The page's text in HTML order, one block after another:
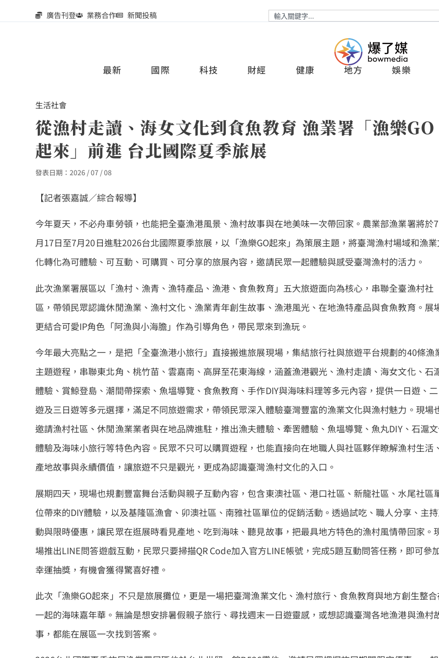
廣告刊登 業務合作 新聞投稿
最新 國際 科技 財經 健康 地方 娛樂
生活社會
從漁村走讀、海女文化到食魚教育 漁業署「漁樂GO
起來」前進 台北國際夏季旅展
發表日期： 2026 / 07 / 08
【記者張嘉誠／綜合報導】
今年夏天，不必舟車勞頓，也能把全臺漁港風景、漁村故事與在地美味一次帶回家。農業部漁業署將於7
月17日至7月20日進駐2026台北國際夏季旅展，以「漁樂GO起來」為策展主題，將臺灣漁村場域和漁
化轉化為可體驗、可互動、可購買、可分享的旅展內容，邀請民眾一起體驗與感受臺灣漁村的活力。
此次漁業署展區以「漁村、漁青、漁特產品、漁港、食魚教育」五大旅遊面向為核心，串聯全臺漁村社
區，帶領民眾認識休閒漁業、漁村文化、漁業青年創生故事、漁港風光、在地漁特產品與食魚教育。展
更結合可愛IP角色「阿漁與小海膽」作為引導角色，帶民眾來到漁玩。
今年最大亮點之一，是把「全臺漁港小旅行」直接搬進旅展現場，集結旅行社與旅遊平台規劃的40條漁
主題遊程，串聯東北角、桃竹苗、雲嘉南、高屏至花東海線，涵蓋漁港觀光、漁村走讀、海女文化、石
體驗、賞鯨登島、潮間帶探索、魚塭導覽、食魚教育、手作DIY與海味料理等多元內容，提供一日遊、二
遊及三日遊等多元選擇，滿足不同旅遊需求，帶領民眾深入體驗臺灣豐富的漁業文化與漁村魅力。現場
邀請漁村社區、休閒漁業業者與在地品牌進駐，推出漁夫體驗、牽罟體驗、魚塭導覽、魚丸DIY、石滬
體驗及海味小旅行等特色內容。民眾不只可以購買遊程，也能直接向在地職人與社區夥伴瞭解漁村生活、
產地故事與永續價值，讓旅遊不只是觀光，更成為認識臺灣漁村文化的入口。
展期四天，現場也規劃豐富舞台活動與親子互動內容，包含東澳社區、港口社區、新龍社區、水尾社區
位帶來的DIY體驗，以及基隆區漁會、卯澳社區、南雅社區單位的促銷活動。透過試吃、職人分享、主
動與限時優惠，讓民眾在逛展時看見產地、吃到海味、聽見故事，把最具地方特色的漁村風情帶回家。
場推出LINE問答遊戲互動，民眾只要掃描QR Code加入官方LINE帳號，完成5題互動問答任務，即可參
幸運抽獎，有機會獲得驚喜好禮。
此次「漁樂GO起來」不只是旅展攤位，更是一場把臺灣漁業文化、漁村旅行、食魚教育與地方創生整合
一起的海味嘉年華。無論是想安排暑假親子旅行、尋找週末一日遊靈感，或想認識臺灣各地漁港與漁村
事，都能在展區一次找到答案。